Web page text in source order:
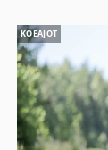
KOEAJOT